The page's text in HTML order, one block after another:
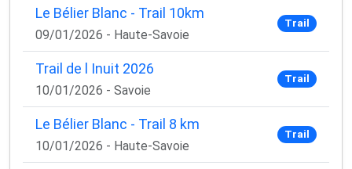
recevez chaque mois :
✅ Des conseils d'entraînement exclusifs
✅ Des astuces de pros pour progresser plus vite
✅ Les dernières tendances matos & nutrition
✅ Descodes promo et bons plans partenaires
1 email / mois. Zéro spam. 100 % utile.
Email
Le Bélier Blanc - Trail 10km
09/01/2026 - Haute-Savoie
Trail
Trail de l Inuit 2026
10/01/2026 - Savoie
Trail
Le Bélier Blanc - Trail 8 km
10/01/2026 - Haute-Savoie
Trail